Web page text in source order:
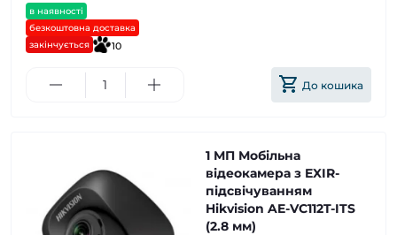
в наявності
безкоштовна доставка
закінчується
10
До кошика
1 МП Мобільна
відеокамера з EXIR-
підсвічуванням
Hikvision AE-VC112T-ITS
(2.8 мм)